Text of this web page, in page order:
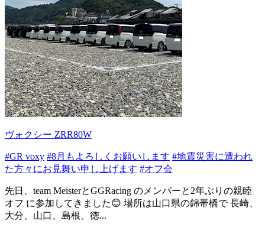
ヴォクシー ZRR80W
#GR voxy #8月もよろしくお願いします #地震災害に遭われ
た方々にお見舞い申し上げます #オフ会
先日、team MeisterとGGRacing のメンバーと2年ぶりの親睦
オフ に参加してきました😊 場所は山口県の錦帯橋で 長崎、
大分、山口、島根、徳...